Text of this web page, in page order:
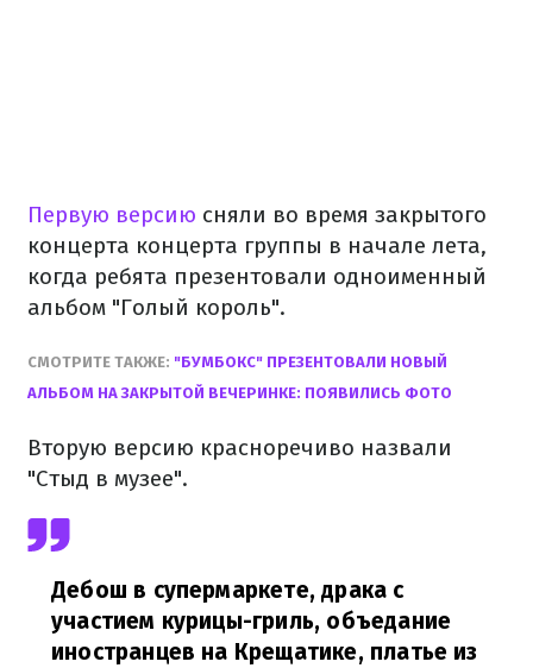
Первую версию сняли во время закрытого
концерта концерта группы в начале лета,
когда ребята презентовали одноименный
альбом "Голый король".
СМОТРИТЕ ТАКЖЕ: "БУМБОКС" ПРЕЗЕНТОВАЛИ НОВЫЙ
АЛЬБОМ НА ЗАКРЫТОЙ ВЕЧЕРИНКЕ: ПОЯВИЛИСЬ ФОТО
Вторую версию красноречиво назвали
"Стыд в музее".
Дебош в супермаркете, драка с
участием курицы-гриль, объедание
иностранцев на Крещатике, платье из